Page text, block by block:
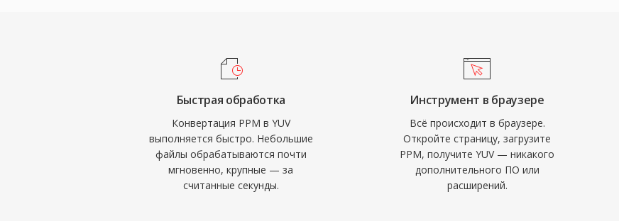
Быстрая обработка
Конвертация PPM в YUV
выполняется быстро. Небольшие
файлы обрабатываются почти
мгновенно, крупные — за
считанные секунды.
Инструмент в браузере
Всё происходит в браузере.
Откройте страницу, загрузите
PPM, получите YUV — никакого
дополнительного ПО или
расширений.